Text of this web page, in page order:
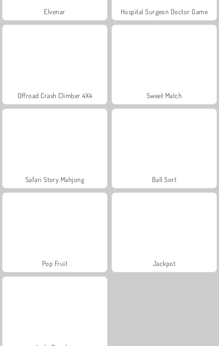
Elvenar Hospital Surgeon Doctor Game
Offroad Crash Climber 4X4 Sweet Match
Safari Story Mahjong Ball Sort
Pop Fruit Jackpot